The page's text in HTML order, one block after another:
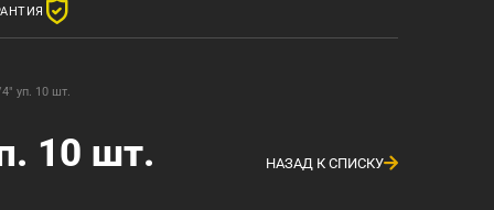
уп. 10 шт.
10 шт. НАЗАД К СПИСКУ